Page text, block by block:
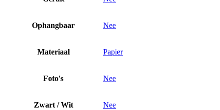
Ophangbaar Nee
Materiaal Papier
Foto's Nee
Zwart / Wit Nee